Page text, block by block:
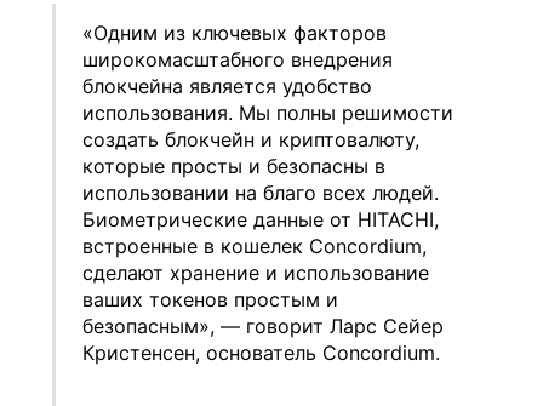
«Одним из ключевых факторов
широкомасштабного внедрения
блокчейна является удобство
использования. Мы полны решимости
создать блокчейн и криптовалюту,
которые просты и безопасны в
использовании на благо всех людей.
Биометрические данные от HITACHI,
встроенные в кошелек Concordium,
сделают хранение и использование
ваших токенов простым и
безопасным», — говорит Ларс Сейер
Кристенсен, основатель Concordium.